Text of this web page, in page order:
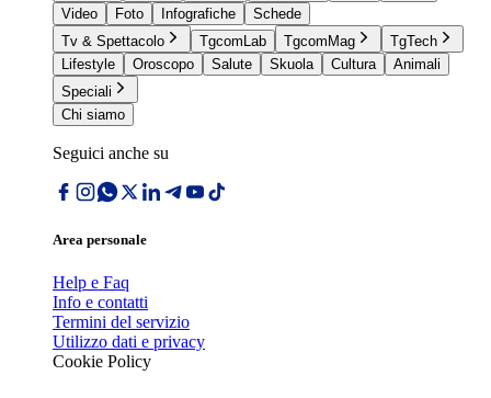
Video
Foto Infografiche
Schede
Tv & Spettacolo
TgcomLab TgcomMag
TgTech
Lifestyle
Oroscopo Salute Skuola Cultura
Animali
Speciali
Chi siamo
Seguici anche su
Area personale
Help e Faq
Info e contatti
Termini del servizio
Utilizzo dati e privacy
Cookie Policy